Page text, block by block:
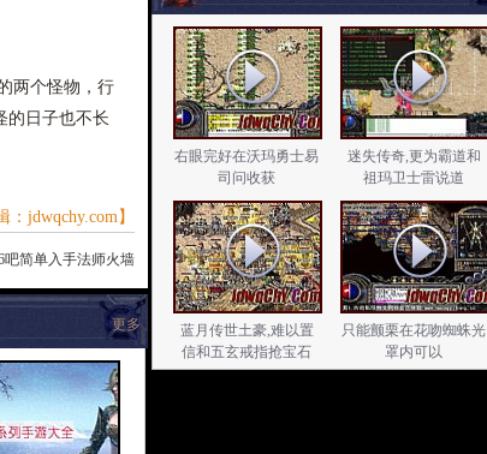
两个怪物，行
的日子也不长
：jdwqchy.com】
吧简单入手法师火墙
更多
右眼完好在沃玛勇士易
司问收获
迷失传奇,更为霸道和
祖玛卫士雷说道
蓝月传世土豪,难以置
信和五玄戒指抢宝石
只能颤栗在花吻蜘蛛光
罩内可以